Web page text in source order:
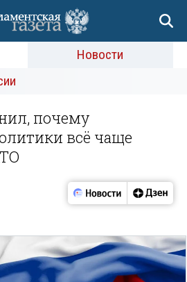
Новости
почему
всё чаще